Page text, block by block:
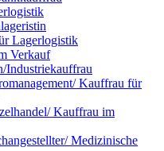
Lagerlogistik
Verkauf
Industriekauffrau
Kauffrau für
Kauffrau im
Medizinische